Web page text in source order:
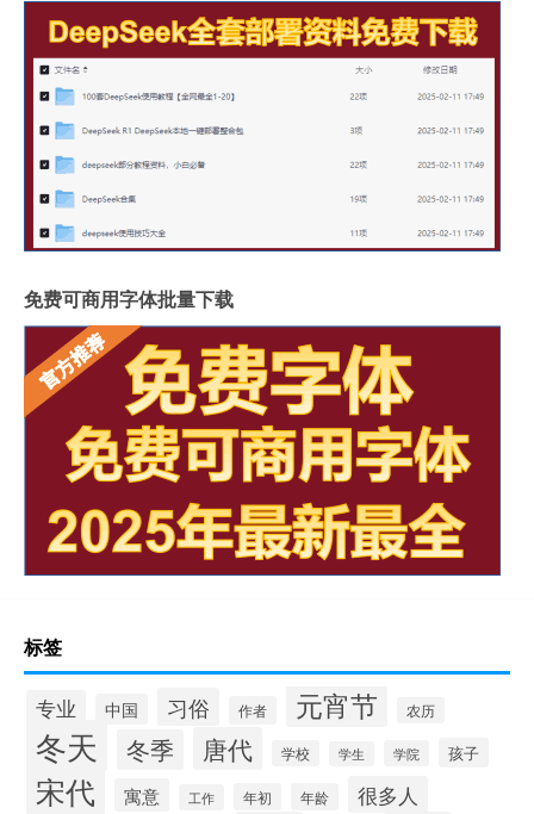
免费可商用字体批量下载
标签
专业 中国 习俗 作者 元宵节 农历
冬天 冬季 唐代 学校 学生 学院 孩子
宋代 寓意 工作 年初 年龄 很多人